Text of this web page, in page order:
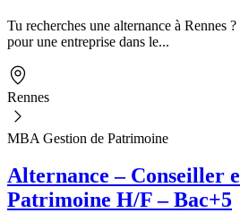
Tu recherches une alternance à Rennes
pour une entreprise dans le...
Rennes
MBA Gestion de Patrimoine
Alternance – Conseiller
Patrimoine H/F – Bac+5